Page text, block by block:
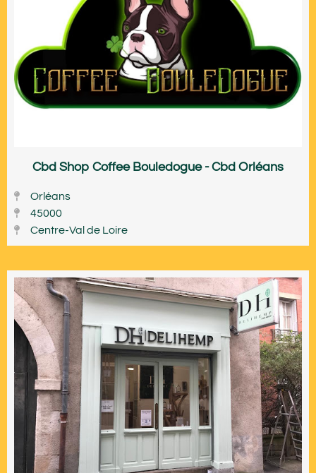
Cbd Shop Coffee Bouledogue - Cbd Orléans
Orléans
45000
Centre-Val de Loire